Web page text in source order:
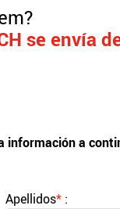
se envía
información a
Apellidos* :